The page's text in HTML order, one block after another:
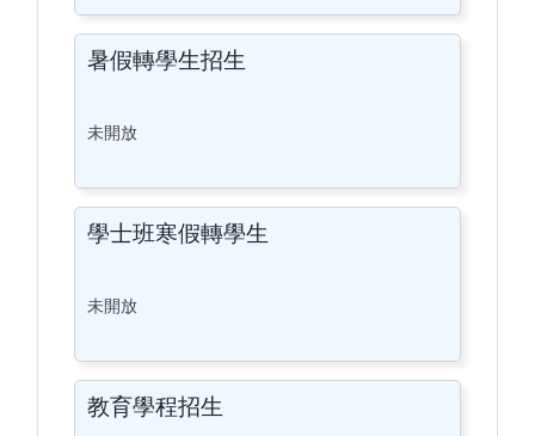
暑假轉學生招生
未開放
學士班寒假轉學生
未開放
教育學程招生